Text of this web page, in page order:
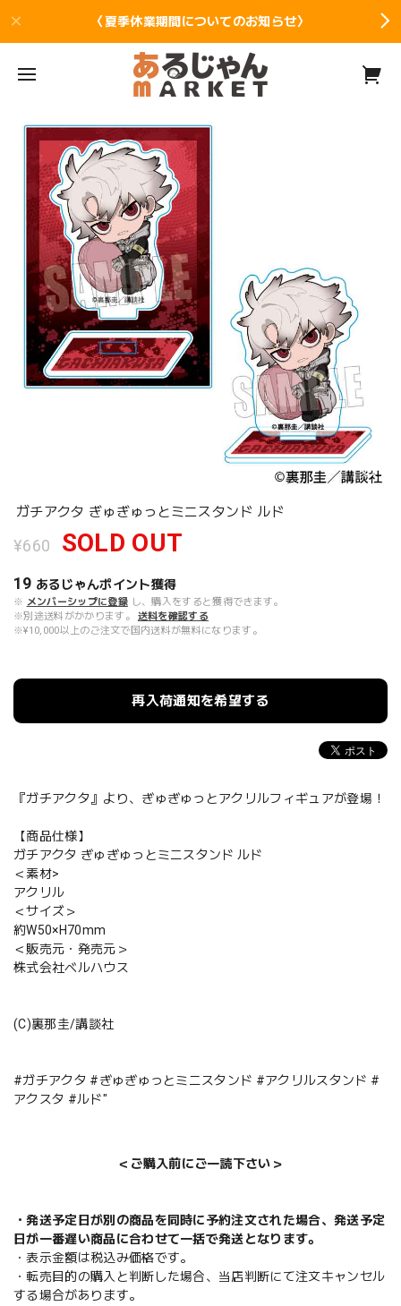
〈夏季休業期間についてのお知らせ〉
ガチアクタ ぎゅぎゅっとミニスタンド ルド
¥660 SOLD OUT
19 あるじゃんポイント獲得
※ メンバーシップに登録 し、購入をすると獲得できます。
※別途送料がかかります。
送料を確認する
※¥10,000以上のご注文で国内送料が無料になります。
再入荷通知を希望する
『ガチアクタ』より、ぎゅぎゅっとアクリルフィギュアが登場！
【商品仕様】
ガチアクタ ぎゅぎゅっとミニスタンド ルド
＜素材>
アクリル
＜サイズ＞
約W50×H70mm
＜販売元・発売元＞
株式会社ベルハウス
(C)裏那圭/講談社
#ガチアクタ #ぎゅぎゅっとミニスタンド #アクリルスタンド #
アクスタ #ルド"
＜ご購入前にご一読下さい＞
・発送予定日が別の商品を同時に予約注文された場合、発送予定
日が一番遅い商品に合わせて一括で発送となります。
・表示金額は税込み価格です。
・転売目的の購入と判断した場合、当店判断にて注文キャンセル
する場合があります。